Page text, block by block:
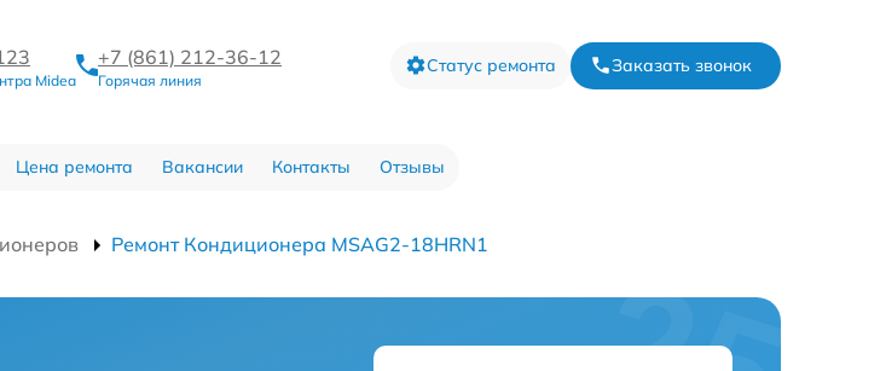
Midea
+7 (861) 212-36-12
Горячая линия
Статус ремонта Заказать звонок
Цена ремонта Вакансии Контакты Отзывы
Ремонт Кондиционера MSAG2-18HRN1